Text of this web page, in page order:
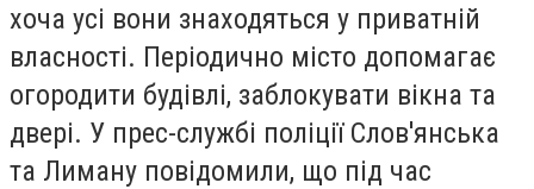
хоча усі вони знаходяться у приватній
власності. Періодично місто допомагає
огородити будівлі, заблокувати вікна та
двері. У прес-службі поліції Слов'янська
та Лиману повідомили, що під час